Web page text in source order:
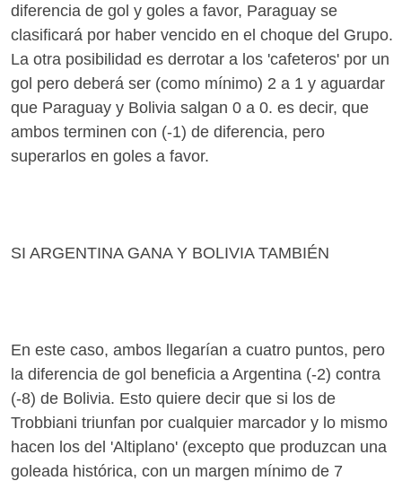
diferencia de gol y goles a favor, Paraguay se
clasificará por haber vencido en el choque del Grupo.
La otra posibilidad es derrotar a los 'cafeteros' por un
gol pero deberá ser (como mínimo) 2 a 1 y aguardar
que Paraguay y Bolivia salgan 0 a 0. es decir, que
ambos terminen con (-1) de diferencia, pero
superarlos en goles a favor.
SI ARGENTINA GANA Y BOLIVIA TAMBIÉN
En este caso, ambos llegarían a cuatro puntos, pero
la diferencia de gol beneficia a Argentina (-2) contra
(-8) de Bolivia. Esto quiere decir que si los de
Trobbiani triunfan por cualquier marcador y lo mismo
hacen los del 'Altiplano' (excepto que produzcan una
goleada histórica, con un margen mínimo de 7